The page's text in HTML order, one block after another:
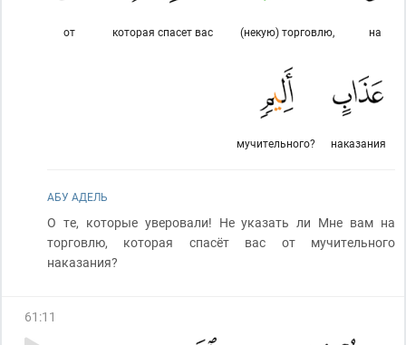
на
(некую) торговлю,
которая спасет вас
от
наказания
мучительного?
АБУ АДЕЛЬ
О те, которые уверовали! Не указать ли Мне вам на
торговлю, которая спасёт вас от мучительного
наказания?
61 :11